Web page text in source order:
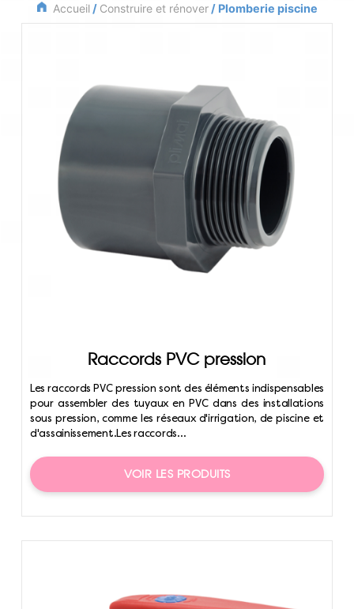
Accueil/ Construire et rénover/ Plomberie piscine
Raccords PVC pression
Les raccords PVC pression sont des éléments indispensables
pour assembler des tuyaux en PVC dans des installations
sous pression, comme les réseaux d'irrigation, de piscine et
d'assainissement.Les raccords...
VOIR LES PRODUITS